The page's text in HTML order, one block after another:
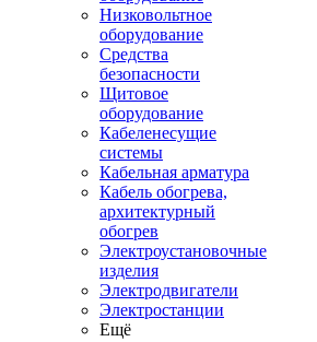
Низковольтное
оборудование
Средства
безопасности
Щитовое
оборудование
Кабеленесущие
системы
Кабельная арматура
Кабель обогрева,
архитектурный
обогрев
Электроустановочные
изделия
Электродвигатели
Электростанции
Ещё